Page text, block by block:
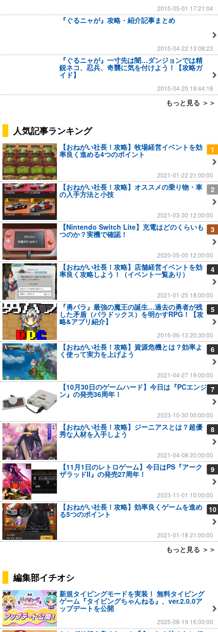
2015-05-01 17:21:04
『ぐるニャが』攻略・紹介記事まとめ
2015-04-22 13:08:23
『ぐるニャが』一寸先は闇…ダンジョンでは精
鋭ネコ、忍兵、奇襲に気を付けよう！【攻略ガ
イド】
2015-04-20 19:44:18
もっと見る ＞＞
人気記事ランキング
1
【おねがい社長！攻略】牧場経営イベントを効
率良く進める4つのポイント
2021-01-22 21:00:00
2
【おねがい社長！攻略】オススメの乗り物・車
の入手方法と小技
2021-03-30 12:00:00
3
【Nintendo Switch Lite】充電はどのくらいも
つのか？実機で確認！
2020-05-05 12:00:00
4
【おねがい社長！攻略】店舗経営イベントを効
率良く攻略しよう！（イベント一覧あり）
2021-01-25 18:00:00
5
『勇パラ』最強の魔王の誕生…過去の勇者が残
した矛盾（パラドックス）を明かすRPG！【攻
略&アプリ紹介】
2016-06-13 20:30:00
6
【おねがい社長！攻略】資源危機とは？効率よ
く使って実力を上げよう
2021-04-27 19:00:00
7
【10月30日のゲームハード】今日は『PCエンジ
ン』の発売36周年！
2023-10-30 00:00:00
8
【おねがい社長！攻略】ジーニアスとは？超優
秀な人材を入手しよう
2021-04-08 20:00:00
9
【11月1日のレトロゲーム】今日はPS『アーク
ザラッドII』の発売27周年！
2023-11-01 10:00:00
10
【おねがい社長！攻略】効率良くゲームを進め
る5つのポイント
2021-01-18 21:00:00
もっと見る ＞＞
編集部イチオシ
新規タイピングモードを実装！ 無料タイピング
ゲーム『タイピングちゃんねる』、ver.2.0.0ア
ップデートを公開
2025-08-19 16:00:00